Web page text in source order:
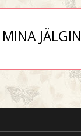
MINA JÄLGIN